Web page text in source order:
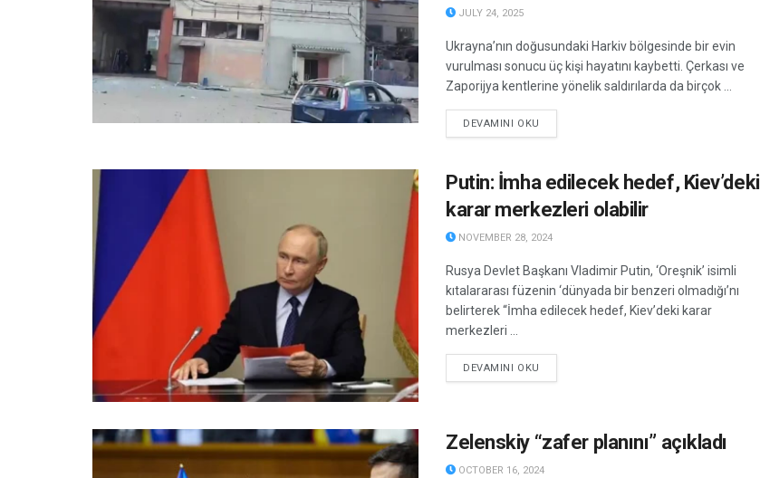
JULY 24, 2025
Ukrayna’nın doğusundaki Harkiv bölgesinde bir evin
vurulması sonucu üç kişi hayatını kaybetti. Çerkası ve
Zaporijya kentlerine yönelik saldırılarda da birçok ...
DEVAMINI OKU
Putin: İmha edilecek hedef, Kiev’deki
karar merkezleri olabilir
NOVEMBER 28, 2024
Rusya Devlet Başkanı Vladimir Putin, ‘Oreşnik’ isimli
kıtalararası füzenin ‘dünyada bir benzeri olmadığı’nı
belirterek “İmha edilecek hedef, Kiev’deki karar
merkezleri ...
DEVAMINI OKU
Zelenskiy “zafer planını” açıkladı
OCTOBER 16, 2024